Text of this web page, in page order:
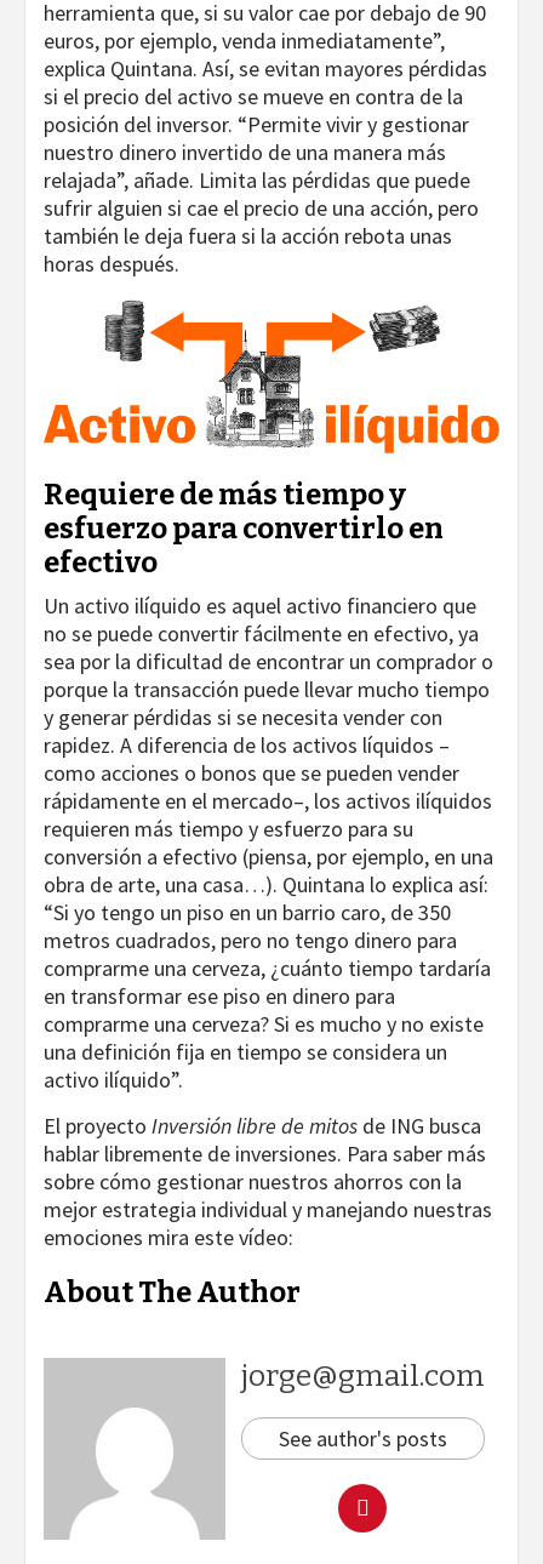
herramienta que, si su valor cae por debajo de 90
euros, por ejemplo, venda inmediatamente”,
explica Quintana. Así, se evitan mayores pérdidas
si el precio del activo se mueve en contra de la
posición del inversor. “Permite vivir y gestionar
nuestro dinero invertido de una manera más
relajada”, añade. Limita las pérdidas que puede
sufrir alguien si cae el precio de una acción, pero
también le deja fuera si la acción rebota unas
horas después.
Requiere de más tiempo y
esfuerzo para convertirlo en
efectivo
Un activo ilíquido es aquel activo financiero que
no se puede convertir fácilmente en efectivo, ya
sea por la dificultad de encontrar un comprador o
porque la transacción puede llevar mucho tiempo
y generar pérdidas si se necesita vender con
rapidez. A diferencia de los activos líquidos –
como acciones o bonos que se pueden vender
rápidamente en el mercado–, los activos ilíquidos
requieren más tiempo y esfuerzo para su
conversión a efectivo (piensa, por ejemplo, en una
obra de arte, una casa…). Quintana lo explica así:
“Si yo tengo un piso en un barrio caro, de 350
metros cuadrados, pero no tengo dinero para
comprarme una cerveza, ¿cuánto tiempo tardaría
en transformar ese piso en dinero para
comprarme una cerveza? Si es mucho y no existe
una definición fija en tiempo se considera un
activo ilíquido”.
El proyecto Inversión libre de mitos de ING busca
hablar libremente de inversiones. Para saber más
sobre cómo gestionar nuestros ahorros con la
mejor estrategia individual y manejando nuestras
emociones mira este vídeo:
About The Author
jorge@gmail.com
See author's posts